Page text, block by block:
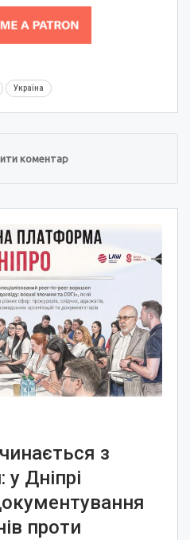
Україна
коментар
з
у Дніпрі
проти